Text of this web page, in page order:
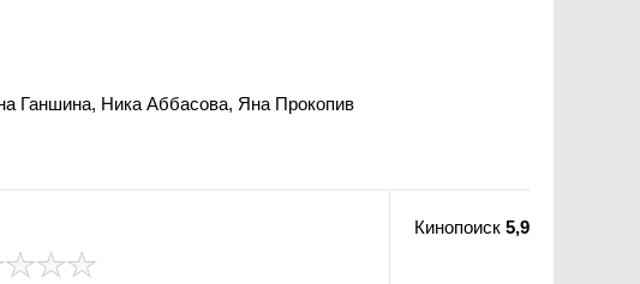
Ганшина, Ника Аббасова, Яна Прокопив
Кинопоиск 5,9